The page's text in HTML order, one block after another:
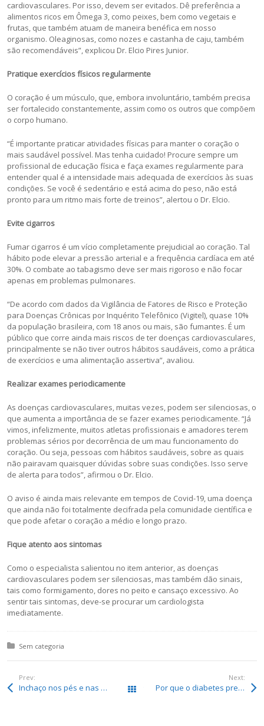
cardiovasculares. Por isso, devem ser evitados. Dê preferência a
alimentos ricos em Ômega 3, como peixes, bem como vegetais e
frutas, que também atuam de maneira benéfica em nosso
organismo. Oleaginosas, como nozes e castanha de caju, também
são recomendáveis”, explicou Dr. Elcio Pires Junior.
Pratique exercícios físicos regularmente
O coração é um músculo, que, embora involuntário, também precisa
ser fortalecido constantemente, assim como os outros que compõem
o corpo humano.
“É importante praticar atividades físicas para manter o coração o
mais saudável possível. Mas tenha cuidado! Procure sempre um
profissional de educação física e faça exames regularmente para
entender qual é a intensidade mais adequada de exercícios às suas
condições. Se você é sedentário e está acima do peso, não está
pronto para um ritmo mais forte de treinos”, alertou o Dr. Elcio.
Evite cigarros
Fumar cigarros é um vício completamente prejudicial ao coração. Tal
hábito pode elevar a pressão arterial e a frequência cardíaca em até
30%. O combate ao tabagismo deve ser mais rigoroso e não focar
apenas em problemas pulmonares.
“De acordo com dados da Vigilância de Fatores de Risco e Proteção
para Doenças Crônicas por Inquérito Telefônico (Vigitel), quase 10%
da população brasileira, com 18 anos ou mais, são fumantes. É um
público que corre ainda mais riscos de ter doenças cardiovasculares,
principalmente se não tiver outros hábitos saudáveis, como a prática
de exercícios e uma alimentação assertiva”, avaliou.
Realizar exames periodicamente
As doenças cardiovasculares, muitas vezes, podem ser silenciosas, o
que aumenta a importância de se fazer exames periodicamente. “Já
vimos, infelizmente, muitos atletas profissionais e amadores terem
problemas sérios por decorrência de um mau funcionamento do
coração. Ou seja, pessoas com hábitos saudáveis, sobre as quais
não pairavam quaisquer dúvidas sobre suas condições. Isso serve
de alerta para todos”, afirmou o Dr. Elcio.
O aviso é ainda mais relevante em tempos de Covid-19, uma doença
que ainda não foi totalmente decifrada pela comunidade científica e
que pode afetar o coração a médio e longo prazo.
Fique atento aos sintomas
Como o especialista salientou no item anterior, as doenças
cardiovasculares podem ser silenciosas, mas também dão sinais,
tais como formigamento, dores no peito e cansaço excessivo. Ao
sentir tais sintomas, deve-se procurar um cardiologista
imediatamente.
Posted in:
Sem categoria
Prev:
Inchaço nos pés e nas pernas pode ser alerta para Doença do Coração Fraco Todos os posts
Next:
Por que o diabetes prejudica a saúde do coração?